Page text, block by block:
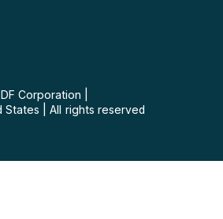
Corporation
States
All rights reserved